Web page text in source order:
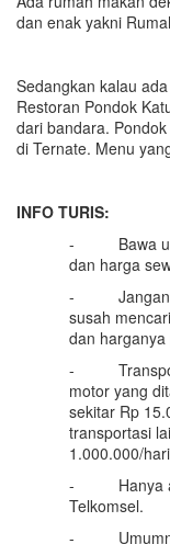
dan enak yakni
Sedangkan kalau
Restoran Pondok
dari bandara.
di Ternate. Menu
INFO TURIS:
- Bawa
dan harga
- Jangan
susah
dan
-
motor yang
sekitar Rp
transportasi
1.000.000/
- Hanya
Telkomsel.
- Umumnya